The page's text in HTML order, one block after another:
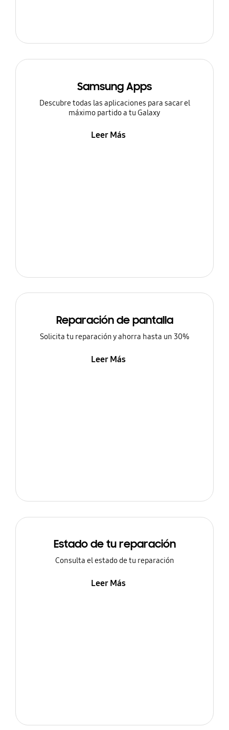
Samsung Apps
Descubre todas las aplicaciones para sacar el
máximo partido a tu Galaxy
Leer Más
Reparación de pantalla
Solicita tu reparación y ahorra hasta un 30%
Leer Más
Estado de tu reparación
Consulta el estado de tu reparación
Leer Más